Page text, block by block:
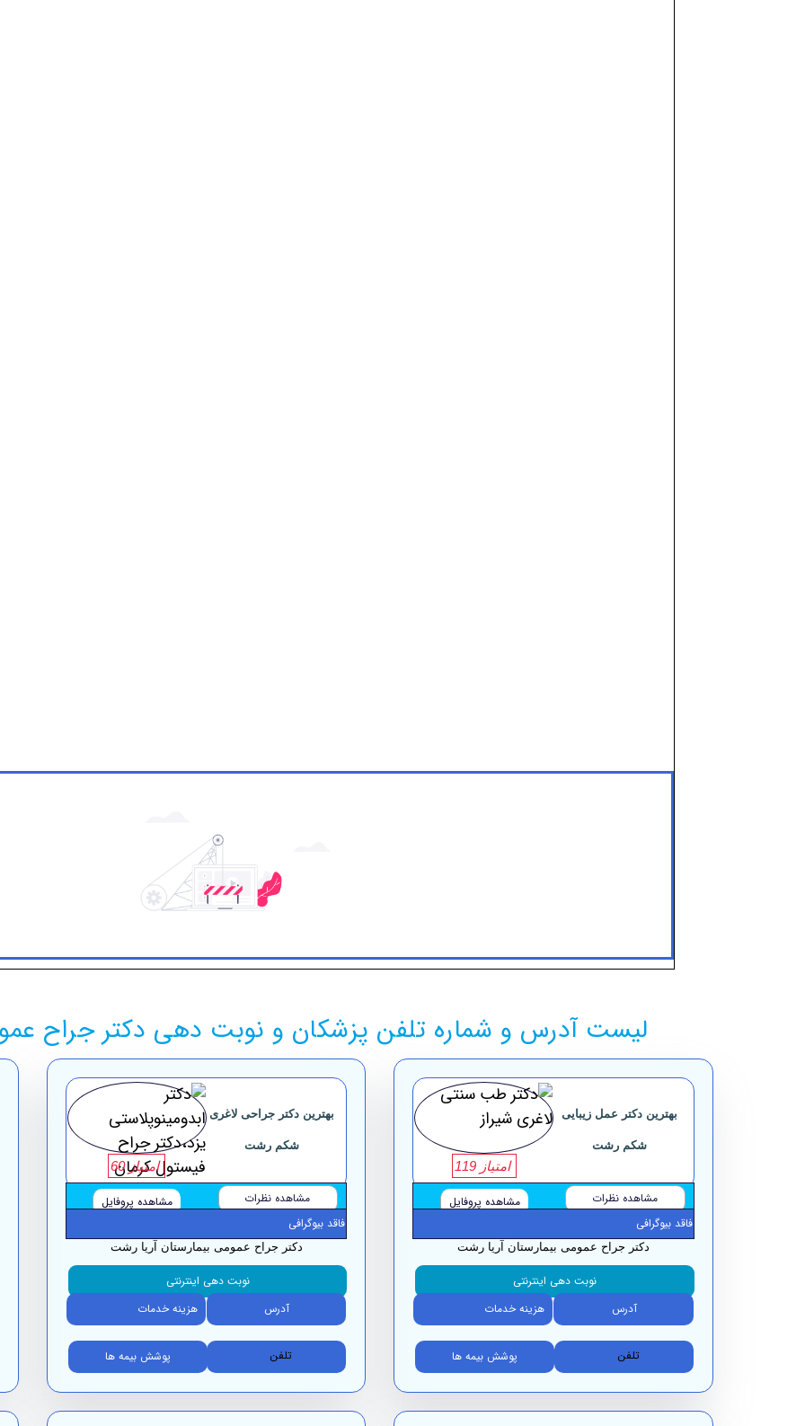
لیست آدرس و شماره تلفن پزشکان و نوبت دهی دکتر جراح
بهترین دکتر عمل زیبایی
شکم رشت
امتیاز 119
مشاهده نظرات
مشاهده پروفایل
فاقد بیوگرافی
دکتر جراح عمومی بیمارستان آریا رشت
نوبت دهی اینترنتی
آدرس
هزینه خدمات
تلفن پوشش بیمه ها
بهترین دکتر جراحی لاغری
شکم رشت
امتیاز 60
مشاهده نظرات
مشاهده پروفایل
فاقد بیوگرافی
دکتر جراح عمومی بیمارستان آریا رشت
نوبت دهی اینترنتی
آدرس
هزینه خدمات
تلفن پوشش بیمه ها